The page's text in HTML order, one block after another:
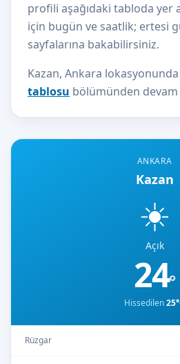
ANKARA
Kazan
☀️
Açık
24°
Hissedilen
Rüzgar
profili aşağıdaki tabloda yer
için bugün ve saatlik; ertesi
sayfalarına bakabilirsiniz.
Kazan, Ankara lokasyonunda
tablosu bölümünden